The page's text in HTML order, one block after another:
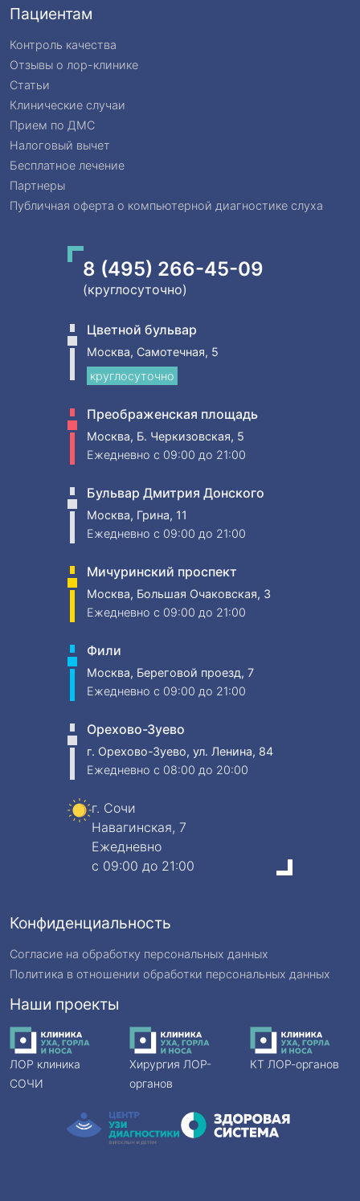
Пациентам
Контроль качества
Отзывы о лор-клинике
Статьи
Клинические случаи
Прием по ДМС
Налоговый вычет
Бесплатное лечение
Партнеры
Публичная оферта о компьютерной диагностике слуха
8 (495) 266-45-09
(круглосуточно)
Цветной бульвар
Москва, Самотечная, 5
круглосуточно
Преображенская площадь
Москва, Б. Черкизовская, 5
Ежедневно c 09:00 до 21:00
Бульвар Дмитрия Донского
Москва, Грина, 11
Ежедневно c 09:00 до 21:00
Мичуринский проспект
Москва, Большая Очаковская, 3
Ежедневно c 09:00 до 21:00
Фили
Москва, Береговой проезд, 7
Ежедневно c 09:00 до 21:00
Орехово-Зуево
г. Орехово-Зуево, ул. Ленина, 84
Ежедневно c 08:00 до 20:00
г. Сочи
Навагинская, 7
Ежедневно
c 09:00 до 21:00
Конфиденциальность
Согласие на обработку персональных данных
Политика в отношении обработки персональных данных
Наши проекты
ЛОР клиника
СОЧИ
Хирургия ЛОР-
органов
КТ ЛОР-органов